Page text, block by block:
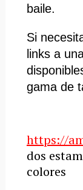
baile. ​
Si
links a
gama de
https://
dos
colores